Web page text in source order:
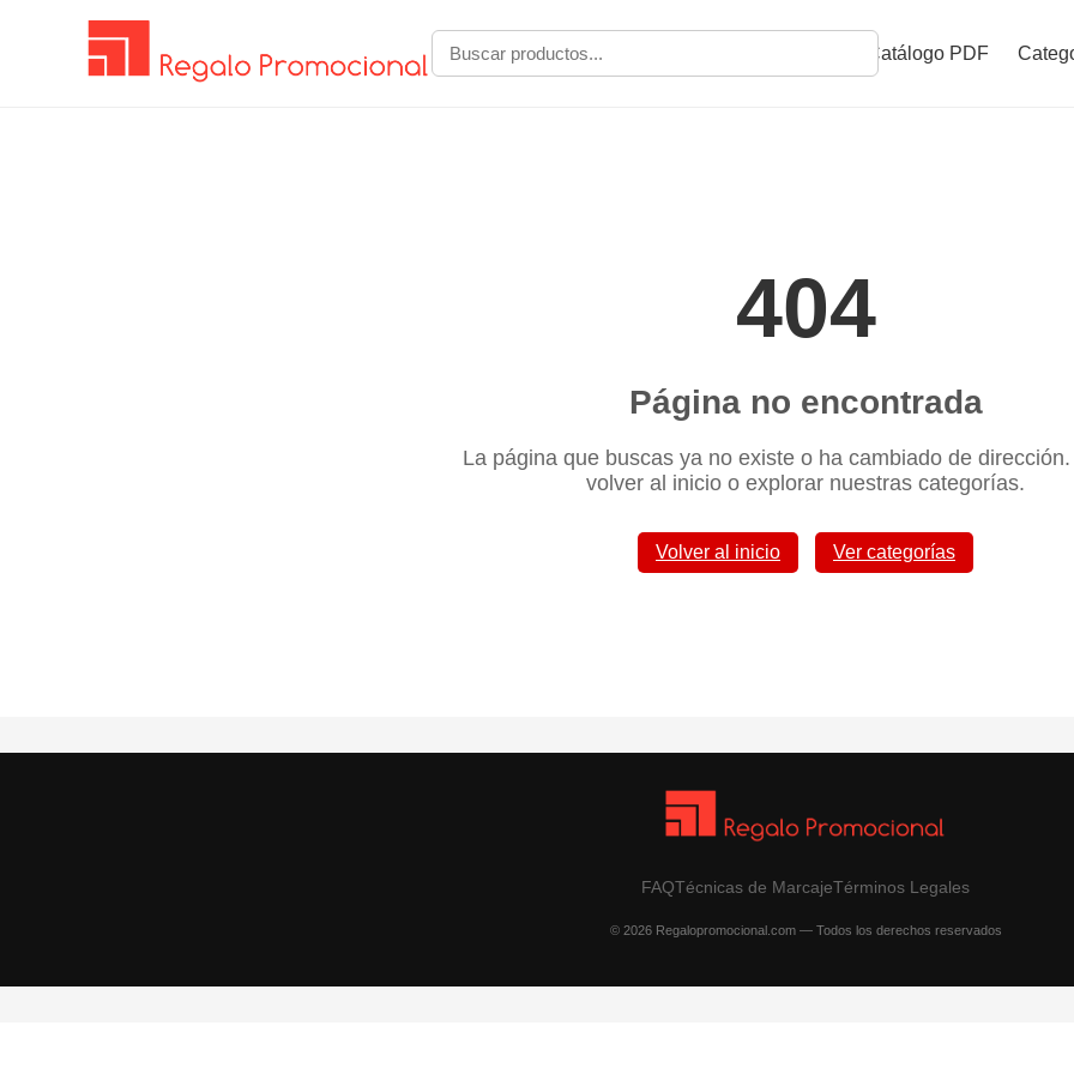
Catálogo PDF
404
Página no encontrada
La página que buscas ya no existe o ha cambiado de
volver al inicio o explorar nuestras categorías.
Volver al inicio Ver categorías
FAQTécnicas de MarcajeTérminos Legales
© 2026 Regalopromocional.com — Todos los derechos reservados